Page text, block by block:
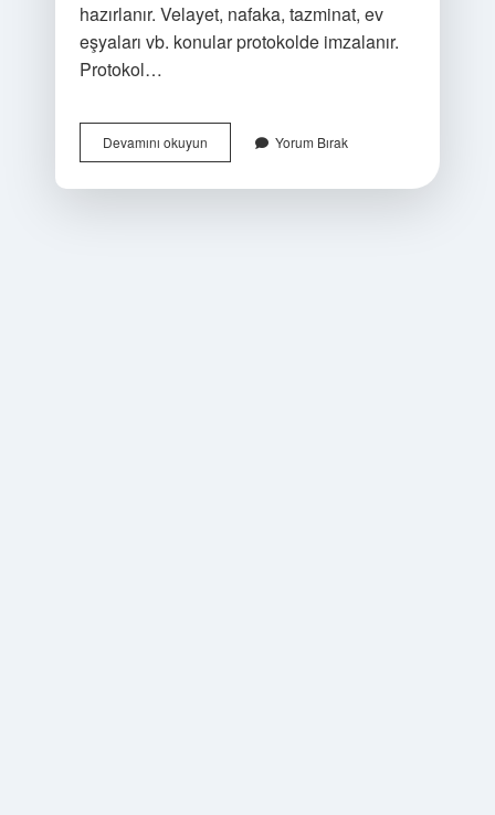
hazırlanır. Velayet, nafaka, tazminat, ev
eşyaları vb. konular protokolde imzalanır.
Protokol…
Devamını okuyunBoşanma
Evreleri
Yorum Bırak